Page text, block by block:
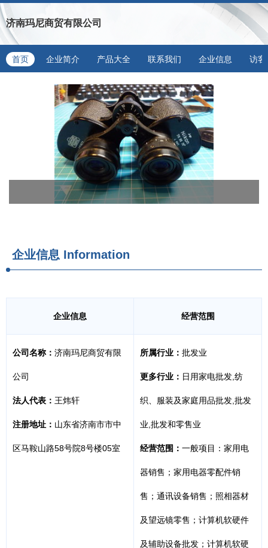
济南玛尼商贸有限公司
首页 企业简介 产品大全 联系我们 企业信息 访客
企业信息 Information
企业信息 经营范围
公司名称： 济南玛尼商贸有限
公司
法人代表： 王炜轩
注册地址： 山东省济南市市中
区马鞍山路58号院8号楼05室
所属行业： 批发业
更多行业： 日用家电批发,纺
织、服装及家庭用品批发,批发
业,批发和零售业
经营范围： 一般项目：家用电
器销售；家用电器零配件销
售；通讯设备销售；照相器材
及望远镜零售；计算机软硬件
及辅助设备批发；计算机软硬